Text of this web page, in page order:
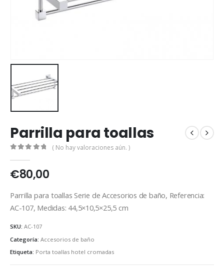
Parrilla para toallas
( No hay valoraciones aún. )
€80,00
Parrilla para toallas Serie de Accesorios de baño, Referencia:
AC-107, Medidas: 44,5×10,5×25,5 cm
SKU: AC-107
Categoría: Accesorios de baño
Etiqueta: Porta toallas hotel cromadas